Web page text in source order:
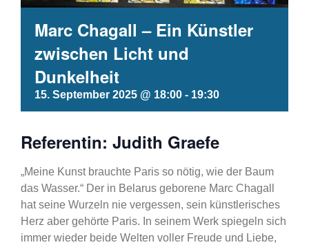
Marc Chagall – Ein Künstler
zwischen Licht und
Dunkelheit
15. September 2025 @ 18:00 - 19:30
Referentin: Judith Graefe
„Meine Kunst brauchte Paris so nötig, wie der Baum
das Wasser.“ Der in Belarus geborene Marc Chagall
hat seine Wurzeln nie vergessen, sein künstlerisches
Herz aber gehörte Paris. In seinem Werk spiegeln sich
immer wieder beide Welten voller Freude und Liebe,